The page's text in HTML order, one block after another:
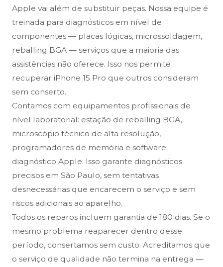
Apple vai além de substituir peças. Nossa equipe é
treinada para diagnósticos em nível de
componentes — placas lógicas, microssoldagem,
reballing BGA — serviços que a maioria das
assistências não oferece. Isso nos permite
recuperar iPhone 15 Pro que outros consideram
sem conserto.
Contamos com equipamentos profissionais de
nível laboratorial: estação de reballing BGA,
microscópio técnico de alta resolução,
programadores de memória e software
diagnóstico Apple. Isso garante diagnósticos
precisos em São Paulo, sem tentativas
desnecessárias que encarecem o serviço e sem
riscos adicionais ao aparelho.
Todos os reparos incluem garantia de 180 dias. Se o
mesmo problema reaparecer dentro desse
período, consertamos sem custo. Acreditamos que
o serviço de qualidade não termina na entrega —